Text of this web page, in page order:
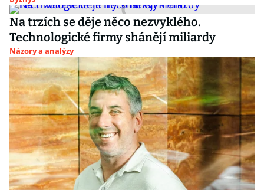
Na trzích se děje něco nezvyklého.
Technologické firmy shánějí miliardy
Názory a analýzy